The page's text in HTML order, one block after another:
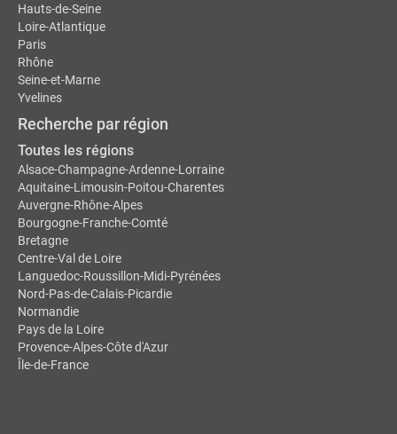
Hauts-de-Seine
Loire-Atlantique
Paris
Rhône
Seine-et-Marne
Yvelines
Recherche par région
Toutes les régions
Alsace-Champagne-Ardenne-Lorraine
Aquitaine-Limousin-Poitou-Charentes
Auvergne-Rhône-Alpes
Bourgogne-Franche-Comté
Bretagne
Centre-Val de Loire
Languedoc-Roussillon-Midi-Pyrénées
Nord-Pas-de-Calais-Picardie
Normandie
Pays de la Loire
Provence-Alpes-Côte d'Azur
Île-de-France